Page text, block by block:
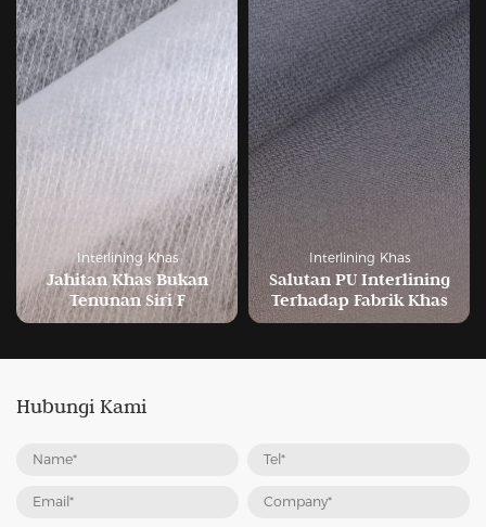
Interlining Khas
Salutan PU Interlining
Terhadap Fabrik Khas
Interlining Khas
Interlining Kitar
GRS
Hubungi Kami